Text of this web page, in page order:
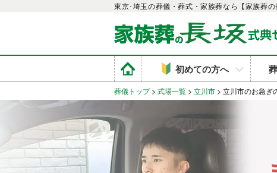
東京･埼玉の葬儀・葬式・家族葬なら【家族葬の
初めての方へ
葬儀トップ > 式場一覧 > 立川市 > 立川市のお急ぎ